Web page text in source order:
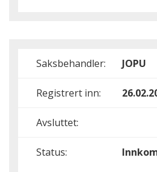
Saksbehandler: JOPU
Registrert inn:
Avsluttet:
Status: